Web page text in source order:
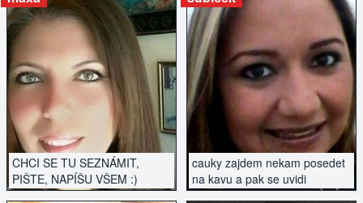
CHCI SE TU SEZNÁMIT,
PIŠTE, NAPÍŠU VŠEM :)
ZOBRAZIT INZERÁT
cauky zajdem nekam posedet
na kavu a pak se uvidi
ZOBRAZIT INZERÁT